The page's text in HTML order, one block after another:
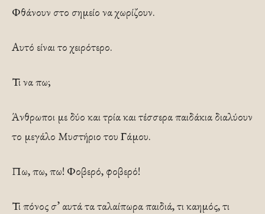
Φθά­νουν στο σημείο να χωρίζουν.
Αυτό είναι το χειρότερο.
Τι να πω;
Άνθρωποι με δύο και τρία και τέσσερα παιδά­κια διαλύουν
το μεγάλο Μυστήριο του Γάμου.
Πω, πω, πω! Φοβερό, φοβερό!
Τι πόνος σ’ αυτά τα ταλαίπωρα παιδιά, τι καημός, τι